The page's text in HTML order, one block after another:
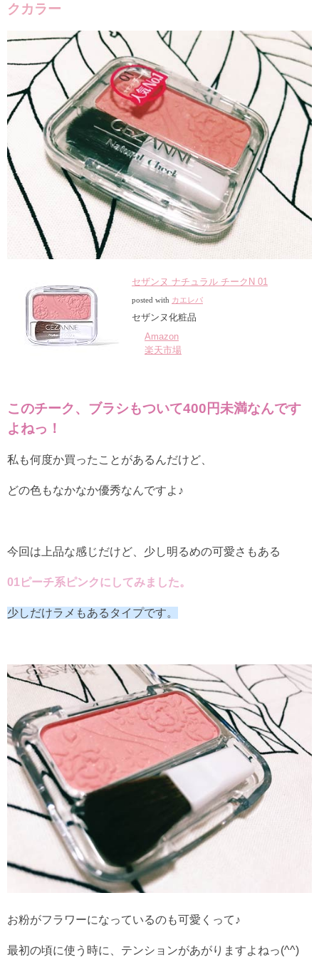
クカラー
セザンヌ ナチュラル チークN 01
posted with カエレバ
セザンヌ化粧品
Amazon
楽天市場
このチーク、ブラシもついて400円未満なんです
よねっ！
私も何度か買ったことがあるんだけど、
どの色もなかなか優秀なんですよ♪
今回は上品な感じだけど、少し明るめの可愛さもある
01ピーチ系ピンクにしてみました。
少しだけラメもあるタイプです。
お粉がフラワーになっているのも可愛くって♪
最初の頃に使う時に、テンションがあがりますよねっ(^^)